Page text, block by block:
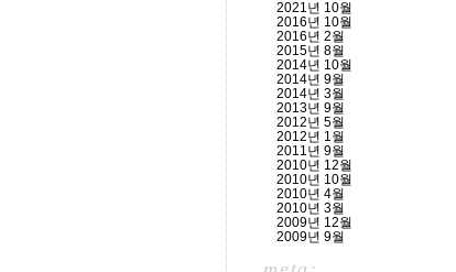
2021년 10월
2016년 10월
2016년 2월
2015년 8월
2014년 10월
2014년 9월
2014년 3월
2013년 9월
2012년 5월
2012년 1월
2011년 9월
2010년 12월
2010년 10월
2010년 4월
2010년 3월
2009년 12월
2009년 9월